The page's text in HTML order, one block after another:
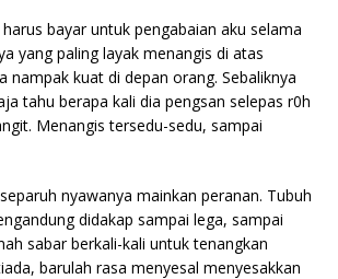
bayar untuk pengabaian aku selama
yang paling layak menangis di atas
nampak kuat di depan orang. Sebaliknya
tahu berapa kali dia pengsan selepas r0h
Menangis tersedu-sedu, sampai
nyawanya mainkan peranan. Tubuh
didakap sampai lega, sampai
sabar berkali-kali untuk tenangkan
barulah rasa menyesal menyesakkan